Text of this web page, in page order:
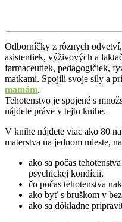
Odborníčky z rôznych
asistentiek, výživových a
farmaceutiek, pedagogičiek,
matkami. Spojili svoje sily a
mamám.
Tehotenstvo je spojené s
nájdete práve v tejto knihe.
V knihe nájdete viac ako 80
materstva na jednom mieste,
ako sa počas
psychickej kondícii,
čo počas tehotenstva
ako byť s bruškom v
ako sa dôkladne